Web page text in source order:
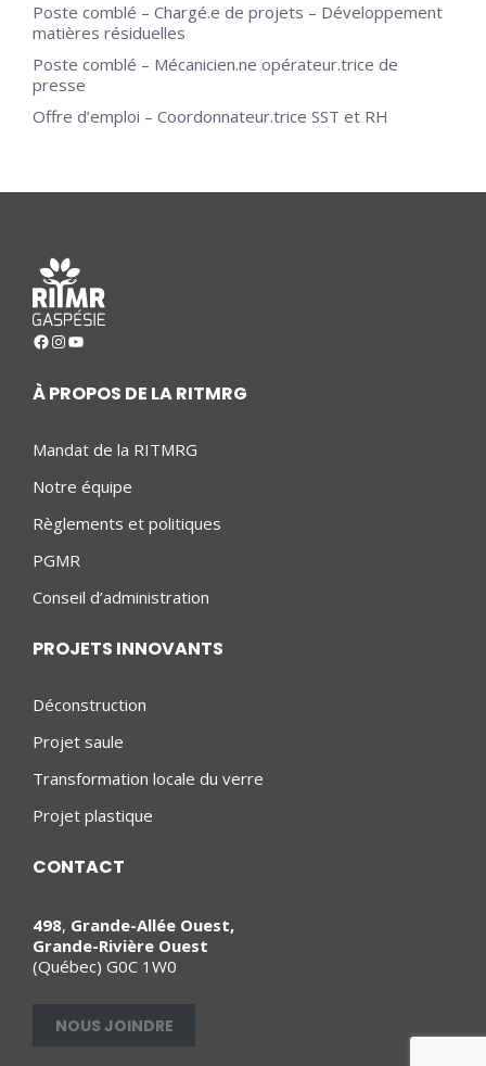
Poste comblé – Chargé.e de projets – Développement
matières résiduelles
Poste comblé – Mécanicien.ne opérateur.trice de
presse
Offre d’emploi – Coordonnateur.trice SST et RH
Facebook
Instagram
YouTube
À PROPOS DE LA RITMRG
Mandat de la RITMRG
Notre équipe
Règlements et politiques
PGMR
Conseil d’administration
PROJETS INNOVANTS
Déconstruction
Projet saule
Transformation locale du verre
Projet plastique
CONTACT
498, Grande-Allée Ouest,
Grande-Rivière Ouest
(Québec) G0C 1W0
NOUS JOINDRE